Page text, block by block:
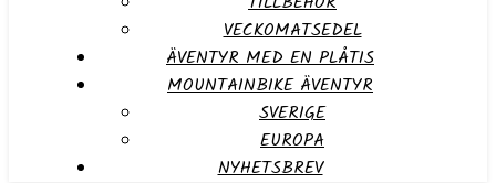
VECKOMATSEDEL
ÄVENTYR MED EN PLÅTIS
MOUNTAINBIKE ÄVENTYR
SVERIGE
EUROPA
NYHETSBREV